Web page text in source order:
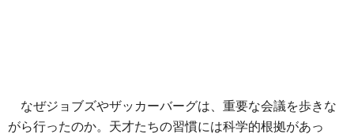
なぜジョブズやザッカーバーグは、重要な会議を歩きな
がら行ったのか。天才たちの習慣には科学的根拠があっ